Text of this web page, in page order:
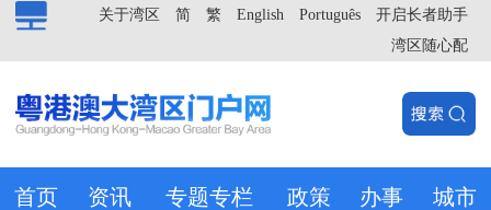
开启长者助手
Português
English
繁
简
关于湾区
湾区随心配
首页 资讯 专题专栏 政策 办事 城市